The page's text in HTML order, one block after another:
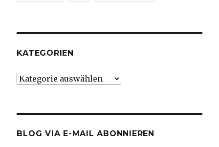
KATEGORIEN
Kategorien
BLOG VIA E-MAIL ABONNIEREN